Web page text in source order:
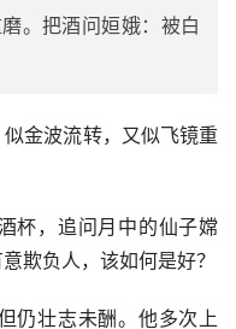
。把酒问姮娥：被白
金波流转，又似飞镜重
杯，追问月中的仙子嫦
欺负人，该如何是好？
仍壮志未酬。他多次上